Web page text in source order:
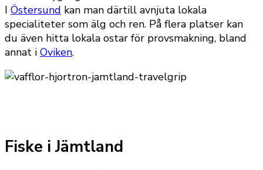
I Östersund kan man därtill avnjuta lokala
specialiteter som älg och ren. På flera platser kan
du även hitta lokala ostar för provsmakning, bland
annat i Oviken.
Fiske i Jämtland